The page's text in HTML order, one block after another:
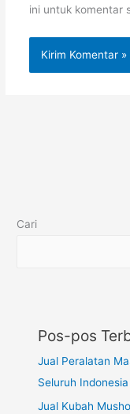
ini untuk komentar
Cari
Pos-pos
Jual Peralatan
Seluruh Indonesia
Jual Kubah